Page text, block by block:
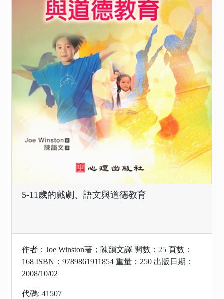
5-11歲的戲劇、語文與道德教育
作者：Joe Winston著；陳韻文譯 開數：25 頁數：
168 ISBN：9789861911854 重量：250 出版日期：
2008/10/02
代碼: 41507